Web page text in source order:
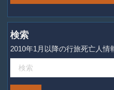
検索
2010年1月以降の行旅死亡人情